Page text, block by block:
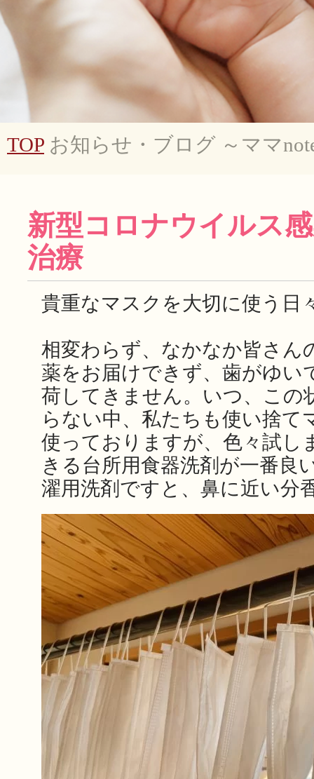
TOP お知らせ・ブログ ～ママ
新型コロナウイルス
治療
貴重なマスクを大切に使う日
相変わらず、なかなか皆さん
薬をお届けできず、歯がゆい
荷してきません。いつ、この
らない中、私たちも使い捨て
使っておりますが、色々試し
きる台所用食器洗剤が一番良
濯用洗剤ですと、鼻に近い分